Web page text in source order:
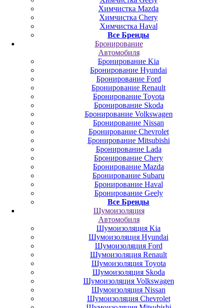
Химчистка Mazda
Химчистка Chery
Химчистка Haval
Все Бренды
Бронирование
Автомобиля
Бронирование Kia
Бронирование Hyundai
Бронирование Ford
Бронирование Renault
Бронирование Toyota
Бронирование Skoda
Бронирование Volkswagen
Бронирование Nissan
Бронирование Chevrolet
Бронирование Mitsubishi
Бронирование Lada
Бронирование Chery
Бронирование Mazda
Бронирование Subaru
Бронирование Haval
Бронирование Geely
Все Бренды
Шумоизоляция
Автомобиля
Шумоизоляция Kia
Шумоизоляция Hyundai
Шумоизоляция Ford
Шумоизоляция Renault
Шумоизоляция Toyota
Шумоизоляция Skoda
Шумоизоляция Volkswagen
Шумоизоляция Nissan
Шумоизоляция Chevrolet